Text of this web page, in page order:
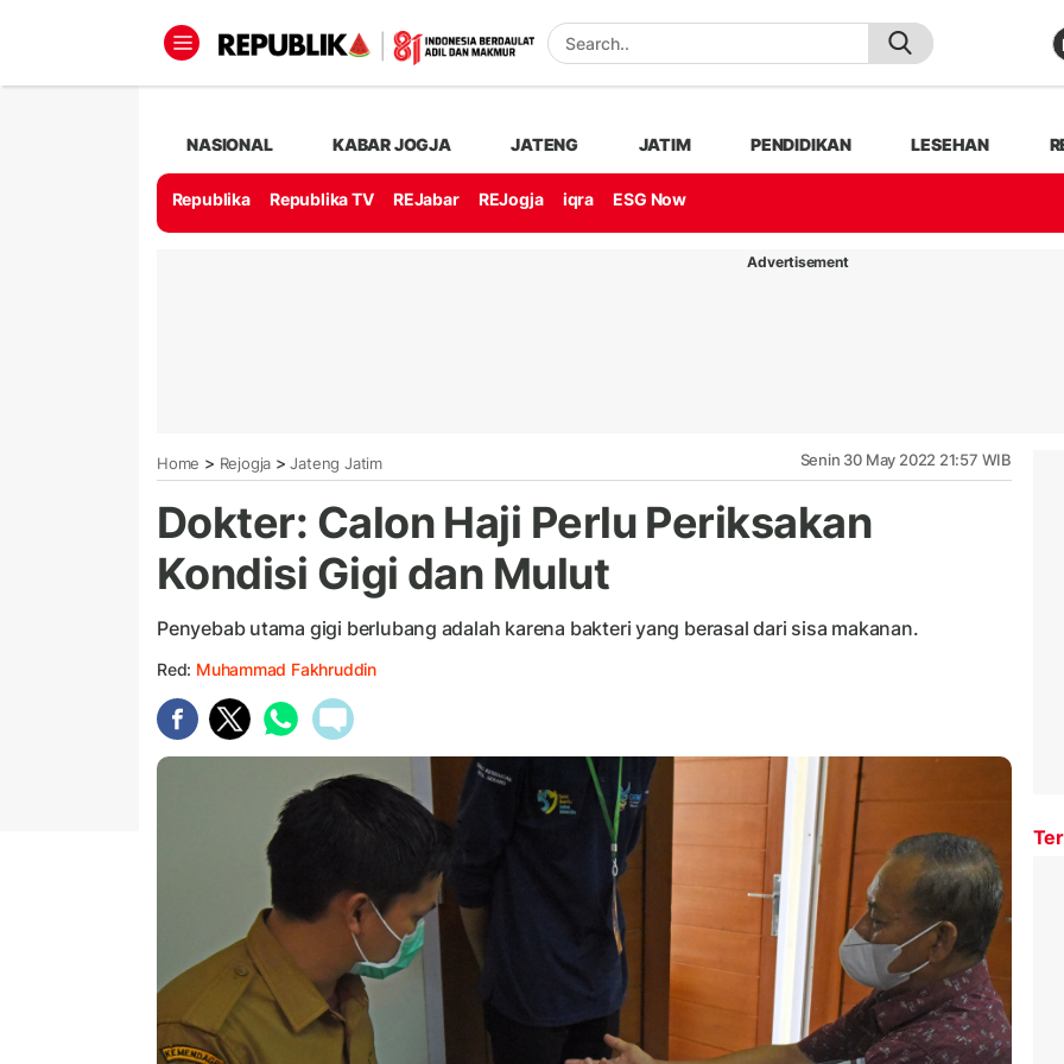
NASIONAL KABAR JOGJA JATENG JATIM PENDIDIKAN LESEHAN
Republika Republika TV REJabar REJogja iqra ESG Now
Advertisement
Home > Rejogja > Jateng Jatim Senin 30 May 2022 21:57 WIB
Dokter: Calon Haji Perlu Periksakan
Kondisi Gigi dan Mulut
Penyebab utama gigi berlubang adalah karena bakteri yang berasal dari sisa makanan.
Red: Muhammad Fakhruddin